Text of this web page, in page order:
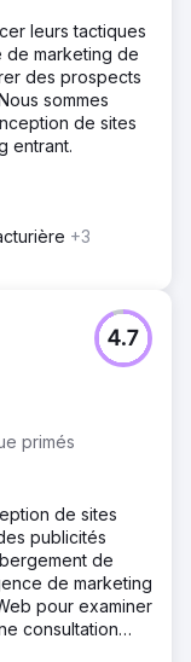
leurs tactiques
de marketing de
des prospects
sommes
de sites
entrant.
+3
primés
4.7
de sites
publicités
de
de marketing
pour examiner
consultation